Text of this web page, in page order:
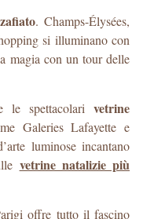
. Champs-Élysées,
si illuminano con
magia con un tour delle
le spettacolari vetrine
Galeries Lafayette e
luminose incantano
vetrine natalizie più
offre tutto il fascino